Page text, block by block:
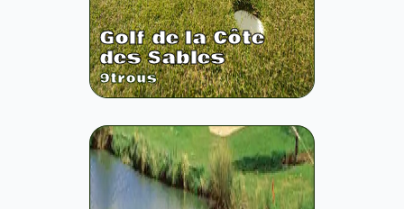
Golf de la Côte
des Sables
9trous